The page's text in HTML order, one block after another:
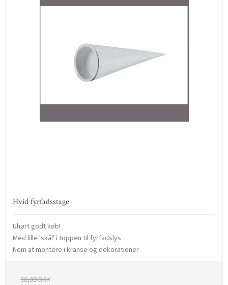
Hvid fyrfadsstage
Uhørt godt køb!
Med lille 'skål' i toppen til fyrfadslys
Nem at montere i kranse og dekorationer
30,00 DKK